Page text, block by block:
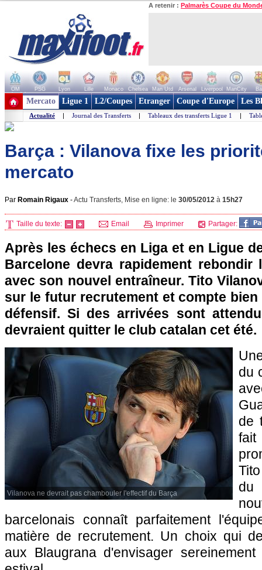
A retenir : Palmarès Coupe du
OM PSG Lyon Lille Monaco Chelsea Man Utd Arsenal Liverpool ManCity
+ de clubs
Mercato Ligue 1 L2/Coupes Etranger Coupe d'Europe Les
Actualité | Journal des Transferts | Tableaux des transferts Ligue 1 |
Barça : Vilanova fixe les
mercato
Par Romain Rigaux -Actu Transferts, Mise en ligne: le 30/05/2012 à 15h27
Taille du texte: Email Imprimer Partager:
Après les échecs en Liga et en Ligue
Barcelone devra rapidement rebondir
avec son nouvel entraîneur. Tito
sur le futur recrutement et compte
défensif. Si des arrivées sont
devraient quitter le club catalan cet été.
Vilanova ne devrait pas chambouler l'effectif du Barça
du
de
fait
barcelonais connaît parfaitement
matière de recrutement. Un choix qui
aux Blaugrana d'envisager